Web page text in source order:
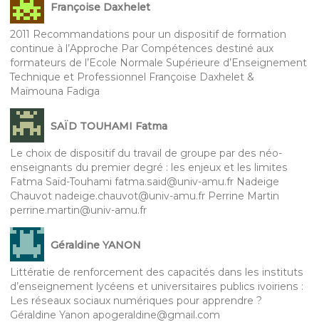
Françoise Daxhelet
2011 Recommandations pour un dispositif de formation
continue à l’Approche Par Compétences destiné aux
formateurs de l’Ecole Normale Supérieure d’Enseignement
Technique et Professionnel Françoise Daxhelet &
Maïmouna Fadiga
SAÏD TOUHAMI Fatma
Le choix de dispositif du travail de groupe par des néo-
enseignants du premier degré : les enjeux et les limites
Fatma Saïd-Touhami fatma.said@univ-amu.fr Nadeige
Chauvot nadeige.chauvot@univ-amu.fr Perrine Martin
perrine.martin@univ-amu.fr
Géraldine YANON
Littératie de renforcement des capacités dans les instituts
d’enseignement lycéens et universitaires publics ivoiriens :
Les réseaux sociaux numériques pour apprendre ?
Géraldine Yanon apogeraldine@gmail.com